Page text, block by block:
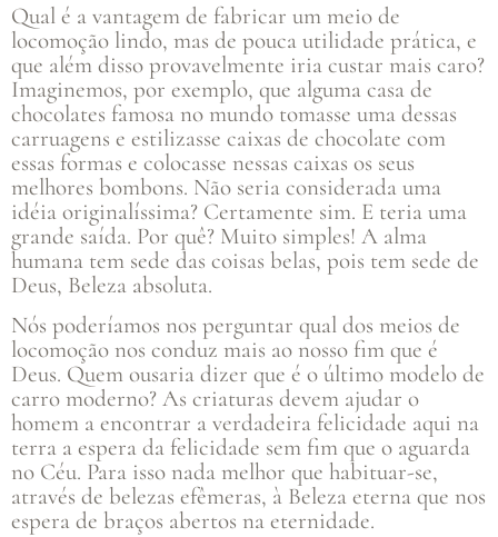
Qual é a vantagem de fabricar um meio de
locomoção lindo, mas de pouca utilidade prática, e
que além disso provavelmente iria custar mais caro?
Imaginemos, por exemplo, que alguma casa de
chocolates famosa no mundo tomasse uma dessas
carruagens e estilizasse caixas de chocolate com
essas formas e colocasse nessas caixas os seus
melhores bombons. Não seria considerada uma
idéia originalíssima? Certamente sim. E teria uma
grande saída. Por quê? Muito simples! A alma
humana tem sede das coisas belas, pois tem sede de
Deus, Beleza absoluta.
Nós poderíamos nos perguntar qual dos meios de
locomoção nos conduz mais ao nosso fim que é
Deus. Quem ousaria dizer que é o último modelo de
carro moderno? As criaturas devem ajudar o
homem a encontrar a verdadeira felicidade aqui na
terra a espera da felicidade sem fim que o aguarda
no Céu. Para isso nada melhor que habituar-se,
através de belezas efêmeras, à Beleza eterna que nos
espera de braços abertos na eternidade.